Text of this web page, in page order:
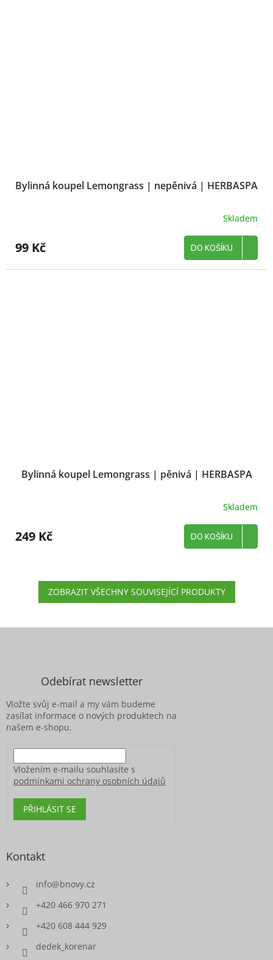
Bylinná koupel Lemongrass | nepěnivá | HERBASPA
Skladem
99 Kč DO KOŠÍKU
Bylinná koupel Lemongrass | pěnivá | HERBASPA
Skladem
249 Kč DO KOŠÍKU
ZOBRAZIT VŠECHNY SOUVISEJÍCÍ PRODUKTY
Odebírat newsletter
Vložte svůj e-mail a my vám budeme
zasílat informace o nových produktech na
našem e-shopu.
Vložením e-mailu souhlasíte s
podmínkami ochrany osobních údajů
PŘIHLÁSIT SE
Kontakt
info@bnovy.cz
+420 466 970 271
+420 608 444 929
dedek_korenar